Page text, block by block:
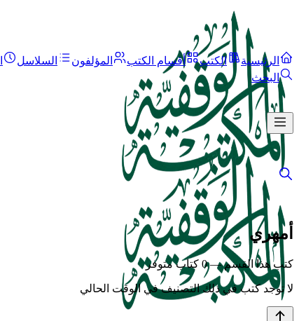
الرئيسية الكتب أقسام الكتب المؤلفون السلاسل
البحث
أمهري
كتب هذا القسم — 0 كتاب متوفر
لا توجد كتب في ذلك التصنيف في الوقت الحالي